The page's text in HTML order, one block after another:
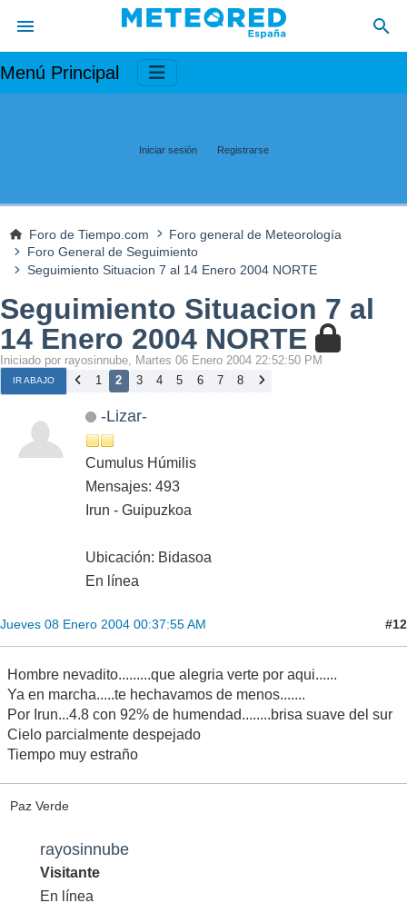
Menú Principal
Iniciar sesión Registrarse
Foro de Tiempo.com
Foro general de Meteorología
Foro General de Seguimiento
Seguimiento Situacion 7 al 14 Enero 2004 NORTE
Seguimiento Situacion 7 al
14 Enero 2004 NORTE
Iniciado por rayosinnube, Martes 06 Enero 2004 22:52:50 PM
IR ABAJO 1 2 3 4 5 6 7 8
-Lizar-
Cumulus Húmilis
Mensajes: 493
Irun - Guipuzkoa
Ubicación: Bidasoa
En línea
Jueves 08 Enero 2004 00:37:55 AM #12
Hombre nevadito.........que alegria verte por aqui......
Ya en marcha.....te hechavamos de menos.......
Por Irun...4.8 con 92% de humendad........brisa suave del sur
Cielo parcialmente despejado
Tiempo muy estraño
Paz Verde
rayosinnube
Visitante
En línea